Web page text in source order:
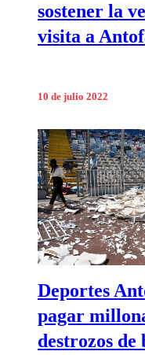
sostener la
visita a
10 de julio 2022
Deportes
pagar
destrozos